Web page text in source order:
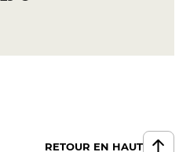
RETOUR EN HAUT